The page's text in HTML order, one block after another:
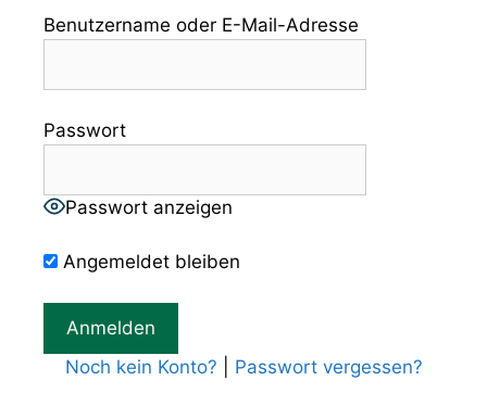
Benutzername oder E-Mail-Adresse
Passwort
Passwort anzeigen
Angemeldet bleiben
Noch kein Konto? Passwort vergessen?